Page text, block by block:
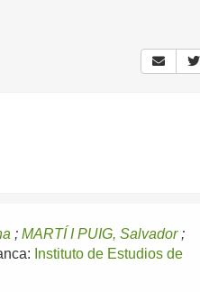
;MARTÍ I PUIG, Salvador;
Instituto de Estudios de